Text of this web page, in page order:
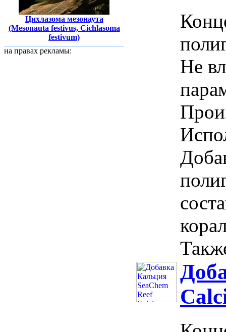
Цихлазома мезонаута
(Mesonauta festivus, Cichlasoma
festivum)
на правах рекламы:
Не